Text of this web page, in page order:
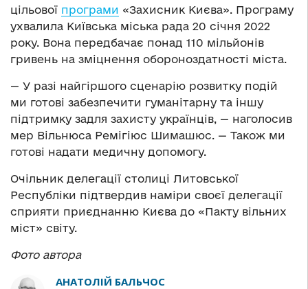
цільової програми «Захисник Києва». Програму
ухвалила Київська міська рада 20 січня 2022
року. Вона передбачає понад 110 мільйонів
гривень на зміцнення обороноздатності міста.
— У разі найгіршого сценарію розвитку подій
ми готові забезпечити гуманітарну та іншу
підтримку задля захисту українців, — наголосив
мер Вільнюса Ремігіюс Шимашюс. — Також ми
готові надати медичну допомогу.
Очільник делегації столиці Литовської
Республіки підтвердив наміри своєї делегації
сприяти приєднанню Києва до «Пакту вільних
міст» світу.
Фото автора
АНАТОЛІЙ БАЛЬЧОС